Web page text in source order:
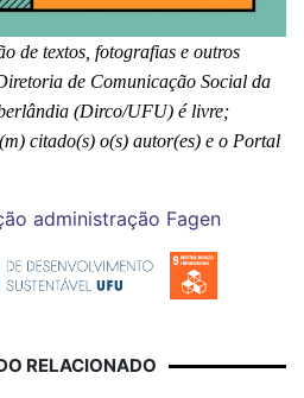
de textos, fotografias e outros
de Comunicação Social da
(Dirco/UFU) é livre;
citado(s) o(s) autor(es) e o Portal
administração Fagen
RELACIONADO